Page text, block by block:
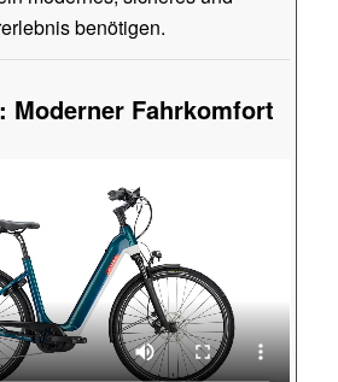
benötigen.
Moderner Fahrkomfort